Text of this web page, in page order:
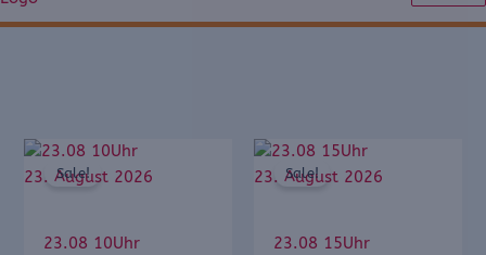
23. August 2026
Sale!
23.08 10Uhr
23. August 2026
Sale!
23.08 15Uhr